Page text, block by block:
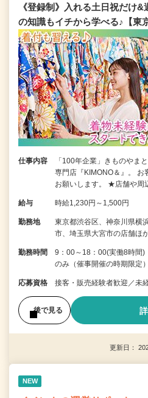
《登録制》入れる土日祝だけ
の知識もイチから学べる♪【東
仕事内容
「100年企業」きものやま
専門店『KIMONO＆』。 お
お願いします。 ★店舗や周
給与 時給1,230円～1,500円
勤務地
東京都渋谷区、神奈川県横
市、埼玉県大宮市の店舗ほ
勤務時間
9：00～18：00(実働8時
のみ（催事開催の時期限定
応募資格 接客・販売経験者歓迎／未
後で見る
更新日：
NEW